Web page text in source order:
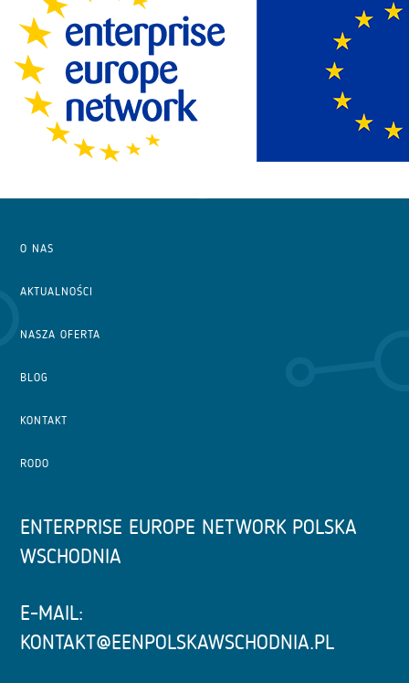
O NAS
AKTUALNOŚCI
NASZA OFERTA
BLOG
KONTAKT
RODO
ENTERPRISE EUROPE NETWORK POLSKA
WSCHODNIA
E-MAIL:
KONTAKT@EENPOLSKAWSCHODNIA.PL